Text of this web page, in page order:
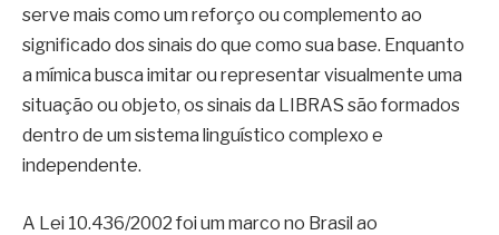
serve mais como um reforço ou complemento ao
significado dos sinais do que como sua base. Enquanto
a mímica busca imitar ou representar visualmente uma
situação ou objeto, os sinais da LIBRAS são formados
dentro de um sistema linguístico complexo e
independente.
A Lei 10.436/2002 foi um marco no Brasil ao